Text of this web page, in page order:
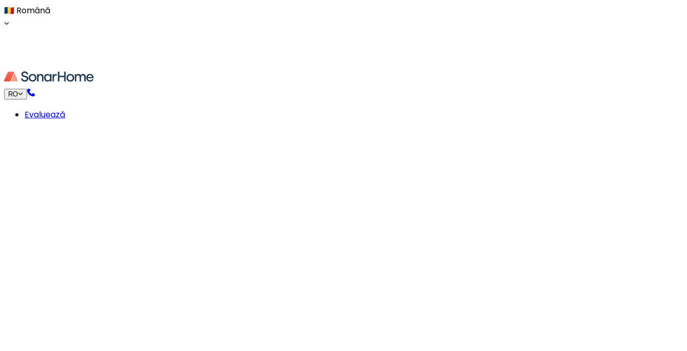
🇷🇴 Română
RO
Evaluează